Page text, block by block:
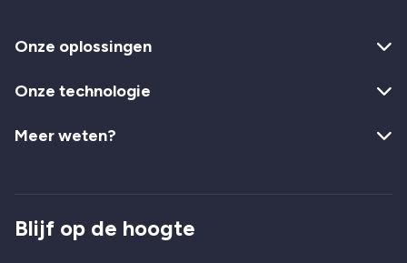
Onze oplossingen
Onze technologie
Meer weten?
Blijf op de hoogte